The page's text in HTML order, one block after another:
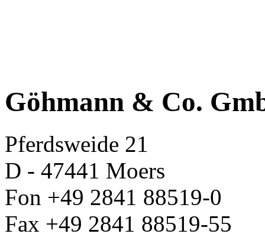
Göhmann & Co.
Pferdsweide 21
D - 47441 Moers
Fon +49 2841 88519-0
Fax +49 2841 88519-55